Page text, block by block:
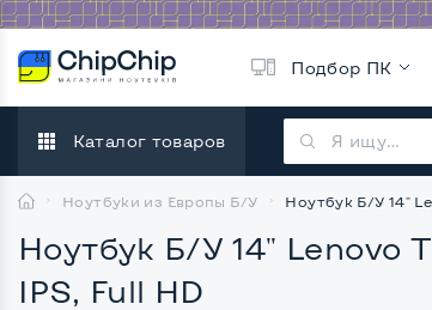
Подбор ПК
Каталог товаров
Ноутбуки из Европы Б/У Ноутбук Б/У 14"
Ноутбук Б/У 14" Lenovo
IPS, Full HD